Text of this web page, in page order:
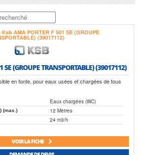
SE (GROUPE TRANSPORTABLE) (39017112)
en fonte, pour eaux usées et chargées de tous
Eaux chargées (WC)
(max.) 12 Mètres
24 m3/h
VOIR LA FICHE